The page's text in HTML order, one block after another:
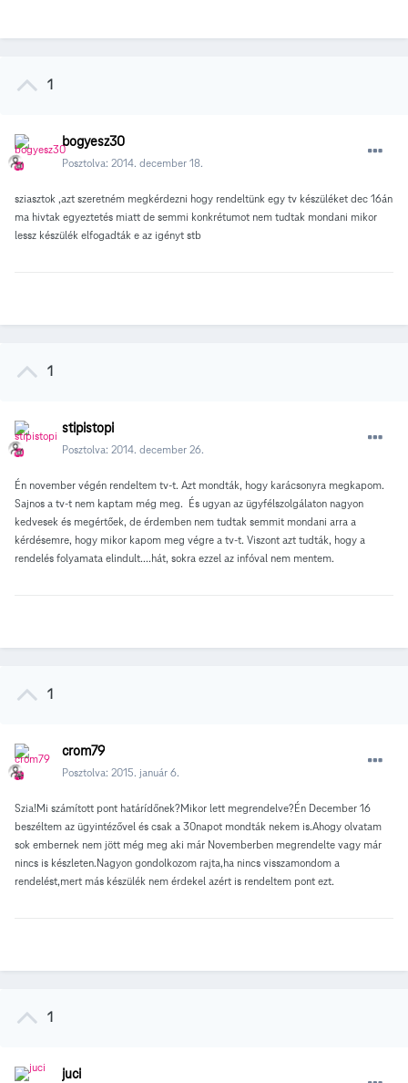
1
bogyesz30
Posztolva: 2014. december 18.
sziasztok ,azt szeretném megkérdezni hogy rendeltünk egy tv készüléket dec 16án
ma hivtak egyeztetés miatt de semmi konkrétumot nem tudtak mondani mikor
lessz készülék elfogadták e az igényt stb
1
stipistopi
Posztolva: 2014. december 26.
Én november végén rendeltem tv-t. Azt mondták, hogy karácsonyra megkapom.
Sajnos a tv-t nem kaptam még meg. És ugyan az ügyfélszolgálaton nagyon
kedvesek és megértőek, de érdemben nem tudtak semmit mondani arra a
kérdésemre, hogy mikor kapom meg végre a tv-t. Viszont azt tudták, hogy a
rendelés folyamata elindult....hát, sokra ezzel az infóval nem mentem.
1
crom79
Posztolva: 2015. január 6.
Szia!Mi számított pont határídőnek?Mikor lett megrendelve?Én December 16
beszéltem az ügyintézővel és csak a 30napot mondták nekem is.Ahogy olvatam
sok embernek nem jött még meg aki már Novemberben megrendelte vagy már
nincs is készleten.Nagyon gondolkozom rajta,ha nincs visszamondom a
rendelést,mert más készülék nem érdekel azért is rendeltem pont ezt.
1
juci